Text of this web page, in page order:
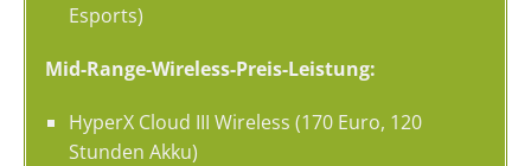
Esports)
Mid-Range-Wireless-Preis-Leistung:
HyperX Cloud III Wireless (170 Euro, 120
Stunden Akku)